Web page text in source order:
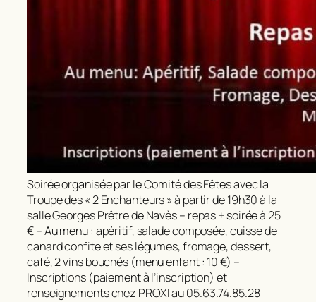
Soirée organisée par le Comité des Fêtes avec la
Troupe des « 2 Enchanteurs » à partir de 19h30 à la
salle Georges Prêtre de Navès – repas + soirée à 25
€ – Au menu : apéritif, salade composée, cuisse de
canard confite et ses légumes, fromage, dessert,
café, 2 vins bouchés (menu enfant : 10 €) –
Inscriptions (paiement à l’inscription) et
renseignements chez PROXI au 05.63.74.85.28